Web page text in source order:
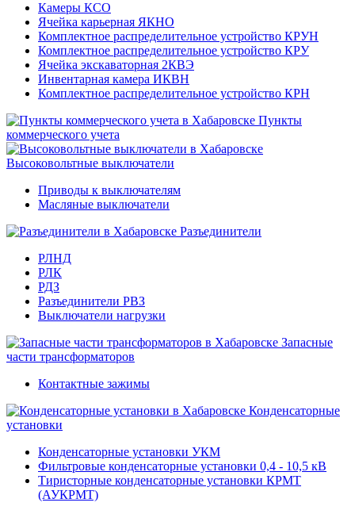
Камеры КСО
Ячейка карьерная ЯКНО
Комплектное распределительное устройство КРУН
Комплектное распределительное устройство КРУ
Ячейка экскаваторная 2КВЭ
Инвентарная камера ИКВН
Комплектное распределительное устройство КРН
Пункты
коммерческого учета
Высоковольтные выключатели
Приводы к выключателям
Масляные выключатели
Разъединители
РЛНД
РЛК
РДЗ
Разъединители РВЗ
Выключатели нагрузки
Запасные
части трансформаторов
Контактные зажимы
Конденсаторные
установки
Конденсаторные установки УКМ
Фильтровые конденсаторные установки 0,4 - 10,5 кВ
Тиристорные конденсаторные установки КРМТ
(АУКРМТ)